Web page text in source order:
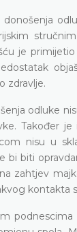
je
zdravlje.
odluke
Također
nisu u
biti
zahtjev
kontakta